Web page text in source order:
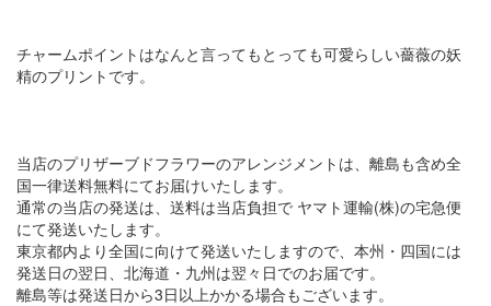
チャームポイントはなんと言ってもとっても可愛らしい薔薇の妖
精のプリントです。
当店のプリザーブドフラワーのアレンジメントは、離島も含め全
国一律送料無料にてお届けいたします。
通常の当店の発送は、送料は当店負担で ヤマト運輸(株)の宅急便
にて発送いたします。
東京都内より全国に向けて発送いたしますので、本州・四国には
発送日の翌日、北海道・九州は翌々日でのお届です。
離島等は発送日から3日以上かかる場合もございます。